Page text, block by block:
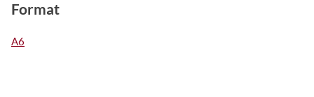
Format
A6